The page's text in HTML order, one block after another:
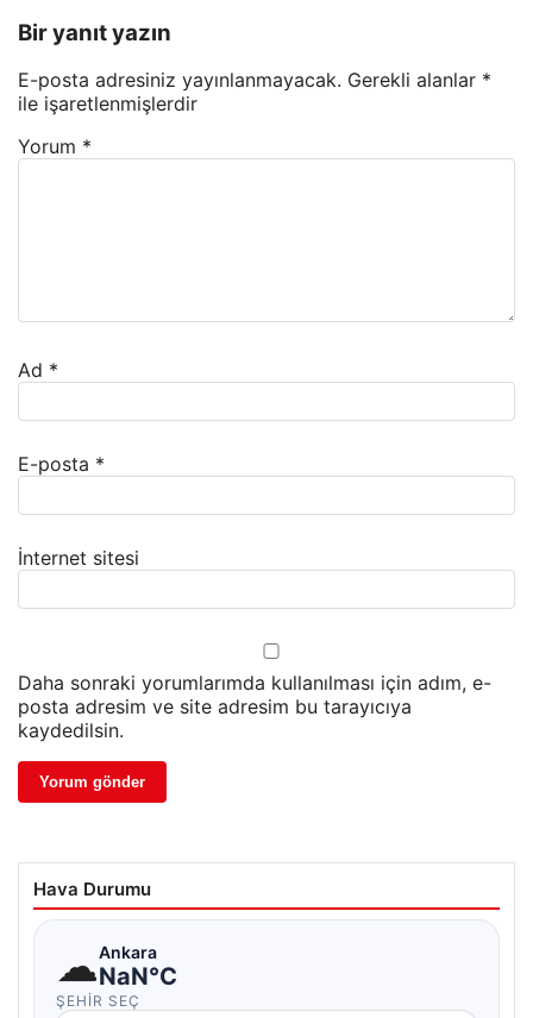
Bir yanıt yazın
E-posta adresiniz yayınlanmayacak. Gerekli alanlar *
ile işaretlenmişlerdir
Yorum *
Ad *
E-posta *
İnternet sitesi
Daha sonraki yorumlarımda kullanılması için adım, e-
posta adresim ve site adresim bu tarayıcıya
kaydedilsin.
Hava Durumu
☁Ankara
NaN°C
ŞEHIR SEÇ